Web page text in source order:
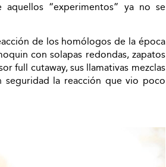
“experimentos” ya no se
de los homólogos de la época
con solapas redondas, zapatos
full cutaway, sus llamativas mezclas
seguridad la reacción que vio poco